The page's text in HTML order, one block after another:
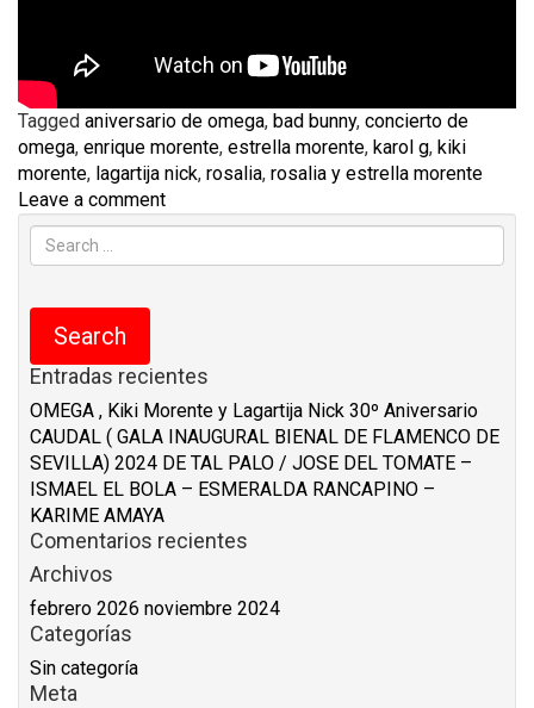
Tagged aniversario de omega, bad bunny, concierto de
omega, enrique morente, estrella morente, karol g, kiki
morente, lagartija nick, rosalia, rosalia y estrella morente
Leave a comment
Entradas recientes
OMEGA , Kiki Morente y Lagartija Nick 30º Aniversario
CAUDAL ( GALA INAUGURAL BIENAL DE FLAMENCO DE
SEVILLA) 2024 DE TAL PALO / JOSE DEL TOMATE –
ISMAEL EL BOLA – ESMERALDA RANCAPINO –
KARIME AMAYA
Comentarios recientes
Archivos
febrero 2026 noviembre 2024
Categorías
Sin categoría
Meta